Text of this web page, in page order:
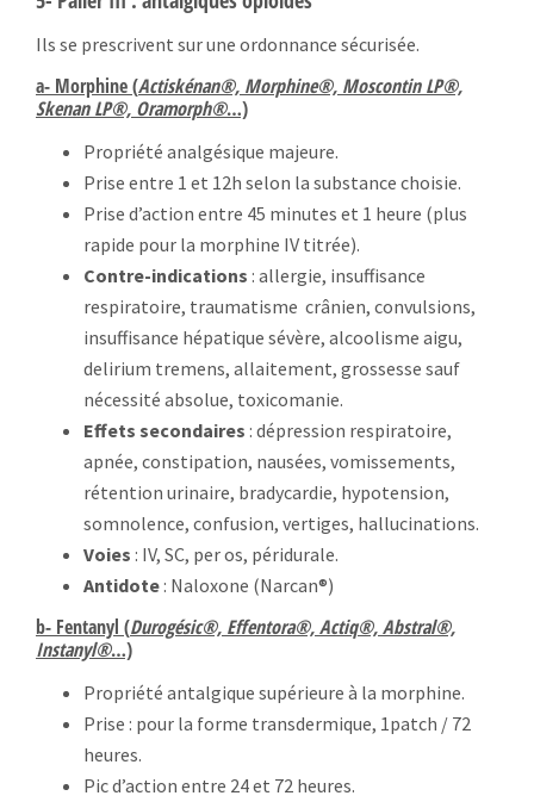
Ils se prescrivent sur une ordonnance sécurisée.
a- Morphine (Actiskénan®, Morphine®, Moscontin LP®,
Skenan LP®, Oramorph®…)
Propriété analgésique majeure.
Prise entre 1 et 12h selon la substance choisie.
Prise d’action entre 45 minutes et 1 heure (plus
rapide pour la morphine IV titrée).
Contre-indications : allergie, insuffisance
respiratoire, traumatisme crânien, convulsions,
insuffisance hépatique sévère, alcoolisme aigu,
delirium tremens, allaitement, grossesse sauf
nécessité absolue, toxicomanie.
Effets secondaires : dépression respiratoire,
apnée, constipation, nausées, vomissements,
rétention urinaire, bradycardie, hypotension,
somnolence, confusion, vertiges, hallucinations.
Voies : IV, SC, per os, péridurale.
Antidote : Naloxone (Narcan®)
b- Fentanyl (Durogésic®, Effentora®, Actiq®, Abstral®,
Instanyl®…)
Propriété antalgique supérieure à la morphine.
Prise : pour la forme transdermique, 1patch / 72
heures.
Pic d’action entre 24 et 72 heures.